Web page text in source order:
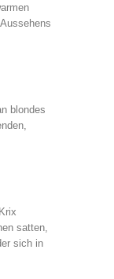
blondes
satten,
sich in